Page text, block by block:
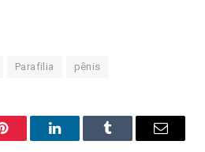
Parafilia pênis
Pinterest LinkedInTumblr Email